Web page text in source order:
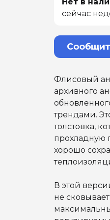
сейчас
Флисовый
архивного
трендами.
толстовка,
прохладную
хорошо
В этой
не